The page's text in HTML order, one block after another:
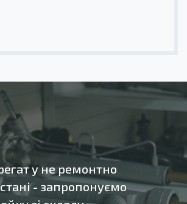
у не ремонтно
- запропонуємо